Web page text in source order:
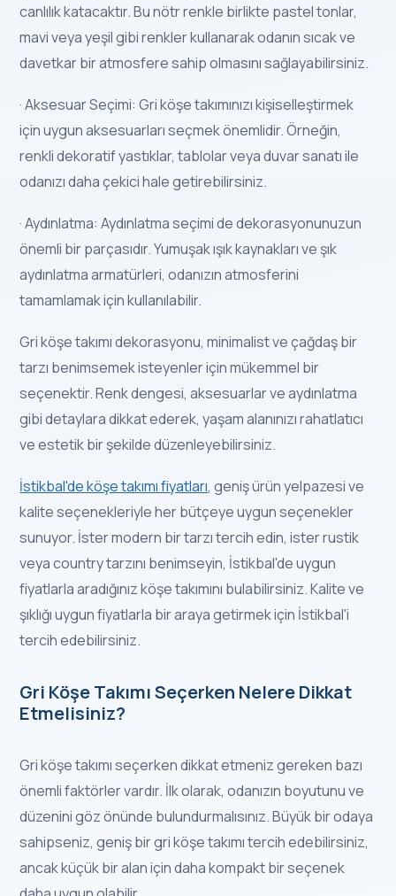
canlılık katacaktır. Bu nötr renkle birlikte pastel tonlar,
mavi veya yeşil gibi renkler kullanarak odanın sıcak ve
davetkar bir atmosfere sahip olmasını sağlayabilirsiniz.
· Aksesuar Seçimi: Gri köşe takımınızı kişiselleştirmek
için uygun aksesuarları seçmek önemlidir. Örneğin,
renkli dekoratif yastıklar, tablolar veya duvar sanatı ile
odanızı daha çekici hale getirebilirsiniz.
· Aydınlatma: Aydınlatma seçimi de dekorasyonunuzun
önemli bir parçasıdır. Yumuşak ışık kaynakları ve şık
aydınlatma armatürleri, odanızın atmosferini
tamamlamak için kullanılabilir.
Gri köşe takımı dekorasyonu, minimalist ve çağdaş bir
tarzı benimsemek isteyenler için mükemmel bir
seçenektir. Renk dengesi, aksesuarlar ve aydınlatma
gibi detaylara dikkat ederek, yaşam alanınızı rahatlatıcı
ve estetik bir şekilde düzenleyebilirsiniz.
İstikbal'de köşe takımı fiyatları, geniş ürün yelpazesi ve
kalite seçenekleriyle her bütçeye uygun seçenekler
sunuyor. İster modern bir tarzı tercih edin, ister rustik
veya country tarzını benimseyin, İstikbal'de uygun
fiyatlarla aradığınız köşe takımını bulabilirsiniz. Kalite ve
şıklığı uygun fiyatlarla bir araya getirmek için İstikbal'i
tercih edebilirsiniz.
Gri Köşe Takımı Seçerken Nelere Dikkat
Etmelisiniz?
Gri köşe takımı seçerken dikkat etmeniz gereken bazı
önemli faktörler vardır. İlk olarak, odanızın boyutunu ve
düzenini göz önünde bulundurmalısınız. Büyük bir odaya
sahipseniz, geniş bir gri köşe takımı tercih edebilirsiniz,
ancak küçük bir alan için daha kompakt bir seçenek